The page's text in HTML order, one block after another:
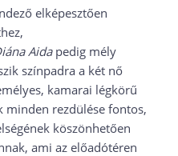
elképesztően
Aidapedig mély
színpadra a két nő
kamarai légkörű
minden rezdülése fontos,
köszönhetően
ami az előadótéren